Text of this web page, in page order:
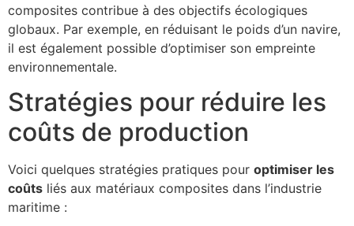
composites contribue à des objectifs écologiques
globaux. Par exemple, en réduisant le poids d’un navire,
il est également possible d’optimiser son empreinte
environnementale.
Stratégies pour réduire les
coûts de production
Voici quelques stratégies pratiques pour optimiser les
coûts liés aux matériaux composites dans l’industrie
maritime :